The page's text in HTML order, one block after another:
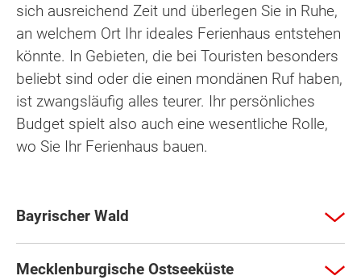
sich ausreichend Zeit und überlegen Sie in Ruhe,
an welchem Ort Ihr ideales Ferienhaus entstehen
könnte. In Gebieten, die bei Touristen besonders
beliebt sind oder die einen mondänen Ruf haben,
ist zwangsläufig alles teurer. Ihr persönliches
Budget spielt also auch eine wesentliche Rolle,
wo Sie Ihr Ferienhaus bauen.
Bayrischer Wald
Mecklenburgische Ostseeküste